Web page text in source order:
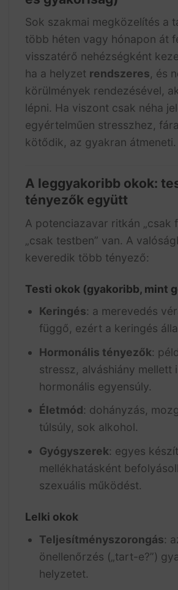
Sok szakmai megközelítés a
több héten vagy hónapon át
visszatérő nehézségként
ha a helyzet rendszeres, és
körülmények rendezésével,
lépni. Ha viszont csak néha
egyértelműen stresszhez,
kötődik, az gyakran átmeneti.
A leggyakoribb okok:
tényezők együtt
A potenciazavar ritkán „csak
„csak testben” van. A
keveredik több tényező:
Testi okok (gyakoribb, mint
Keringés: a merevedés
függő, ezért a keringés
Hormonális tényezők:
stressz, alváshiány mellett
hormonális egyensúly.
Életmód: dohányzás,
túlsúly, sok alkohol.
Gyógyszerek: egyes
mellékhatásként
szexuális működést.
Lelki okok
Teljesítményszorongás:
önellenőrzés („tart-e?”)
helyzetet.